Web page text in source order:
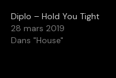
Diplo – Hold You Tight
28 mars 2019
Dans "House"